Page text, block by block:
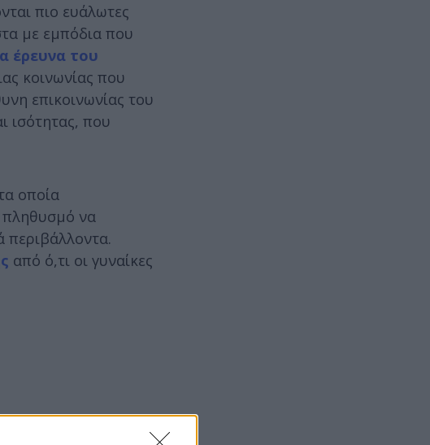
πιο ευάλωτες
με εμπόδια που
έρευνα του
κοινωνίας που
επικοινωνίας του
ισότητας, που
οποία
πληθυσμό να
περιβάλλοντα.
από ό,τι οι γυναίκες